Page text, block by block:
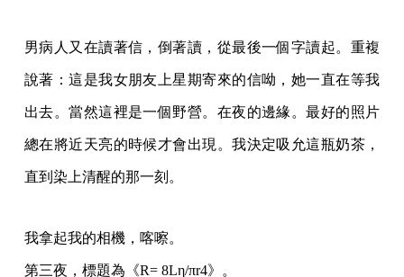
男病人又在讀著信，倒著讀，從最後一個字讀起。重複
說著：這是我女朋友上星期寄來的信呦，她一直在等我
出去。當然這裡是一個野營。在夜的邊緣。最好的照片
總在將近天亮的時候才會出現。我決定吸允這瓶奶茶，
直到染上清醒的那一刻。
我拿起我的相機，喀嚓。
第三夜，標題為《R= 8Lη/πr4》。